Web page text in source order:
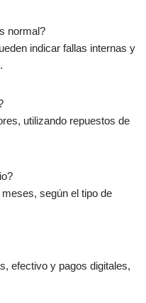
normal?
indicar fallas internas y
, utilizando repuestos de
meses, según el tipo de
efectivo y pagos digitales,